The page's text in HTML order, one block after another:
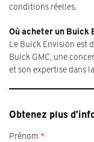
conditions réelles.
Où acheter un Buick
Le Buick Envision est
Buick GMC, une
et son expertise dans
Obtenez plus
Prénom *